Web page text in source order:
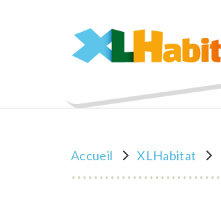
Accueil XLHabitat